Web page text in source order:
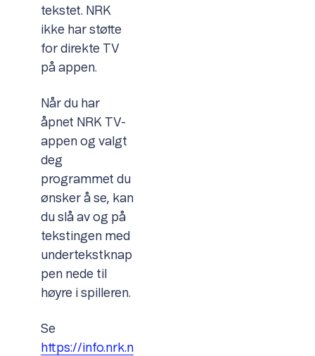
tekstet. NRK
ikke har støtte
for direkte TV
på appen.
Når du har
åpnet NRK TV-
appen og valgt
deg
programmet du
ønsker å se, kan
du slå av og på
tekstingen med
undertekstknap
pen nede til
høyre i spilleren.
Se
https://info.nrk.n